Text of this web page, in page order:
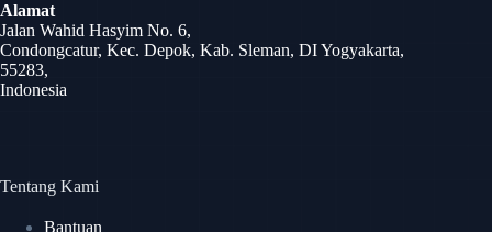
Alamat
Jalan Wahid Hasyim No. 6,
Condongcatur, Kec. Depok, Kab. Sleman, DI Yogyakarta,
55283,
Indonesia
Tentang Kami
Bantuan